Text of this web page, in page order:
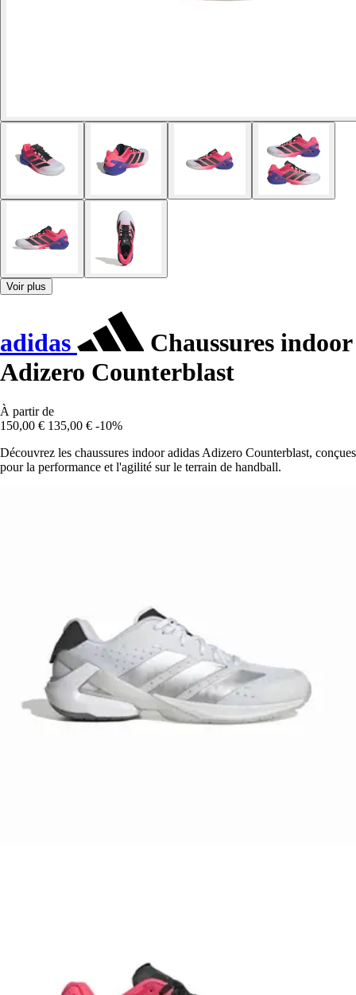
Voir plus
adidas
Chaussures indoor
Adizero Counterblast
À partir de
150,00 € 135,00 € -10%
Découvrez les chaussures indoor adidas Adizero Counterblast, conçues
pour la performance et l'agilité sur le terrain de handball.